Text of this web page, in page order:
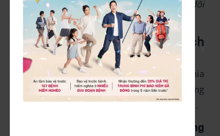
Hệ thống CRM sẽ giúp doanh nghiệp theo dõi
lịch sử tương tác với khách hàng
5. Quy trình chăm sóc khách
hàng hiệu quả
Quy trình chăm sóc khách hàng được chia
làm 2 giai đoạn là chăm sóc khách hàng
trước bán và chăm sóc khách hàng sau bán.
5.1 Giai đoạn chăm sóc khách hàng